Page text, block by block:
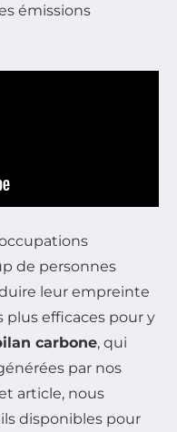
émissions
de personnes
leur empreinte
plus efficaces pour y
carbone, qui
par nos
article, nous
disponibles pour